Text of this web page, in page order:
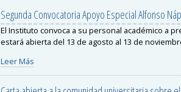
Segunda Convocatoria Apoyo Especial Alfonso
El Instituto convoca a su personal académico a
estará abierta del 13 de agosto al 13 de
Leer Más